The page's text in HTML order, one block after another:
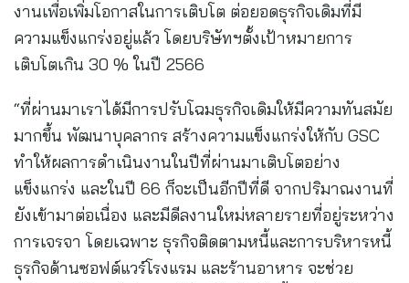
งานเพื่อเพิ่มโอกาสในการเติบโต ต่อยอดธุรกิจเดิมที่มี
ความแข็งแกร่งอยู่แล้ว โดยบริษัทฯตั้งเป้าหมายการ
เติบโตเกิน 30 % ในปี 2566
“ที่ผ่านมาเราได้มีการปรับโฉมธุรกิจเดิมให้มีความทันสมัย
มากขึ้น พัฒนาบุคลากร สร้างความแข็งแกร่งให้กับ GSC
ทำให้ผลการดำเนินงานในปีที่ผ่านมาเติบโตอย่าง
แข็งแกร่ง และในปี 66 ก็จะเป็นอีกปีที่ดี จากปริมาณงานที่
ยังเข้ามาต่อเนื่อง และมีดีลงานใหม่หลายรายที่อยู่ระหว่าง
การเจรจา โดยเฉพาะ ธุรกิจติดตามหนี้และการบริหารหนี้
ธุรกิจด้านซอฟต์แวร์โรงแรม และร้านอาหาร จะช่วย